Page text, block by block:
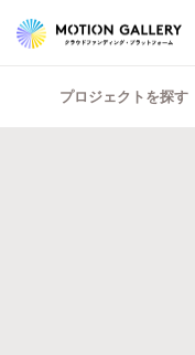
プロジェクトを探す